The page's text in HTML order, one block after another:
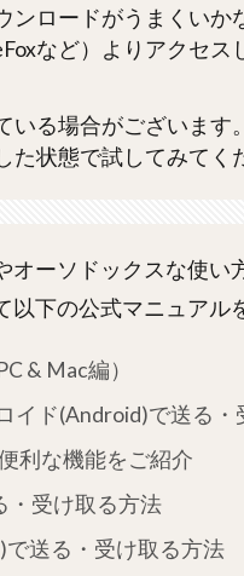
ロードがうまくいか
など）よりアクセ
いる場合がございます
状態で試してみてく
ーソドックスな使い
下の公式マニュアル
& Mac編）
イド(Android)で送る・
利な機能をご紹介
・受け取る方法
送る・受け取る方法